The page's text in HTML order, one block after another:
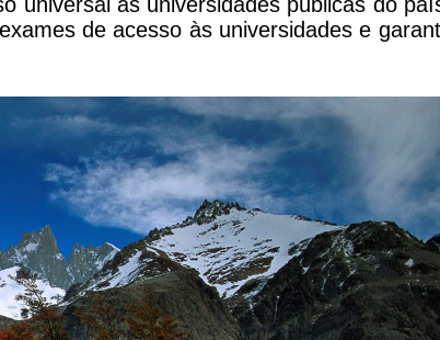
de acesso às universidades e